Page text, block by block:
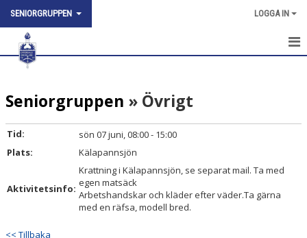
SENIORGRUPPEN LOGGA IN
HEM
NYHETER
KALENDER
TRUPPEN
BILDGALLERI
Seniorgruppen » Övrigt
Tid:
sön 07 juni, 08:00 - 15:00
Plats:
Kälapannsjön
Aktivitetsinfo:
Krattning i Kälapannsjön, se separat mail. Ta med
egen matsäck
Arbetshandskar och kläder efter väder.Ta gärna
med en räfsa, modell bred.
<< Tillbaka